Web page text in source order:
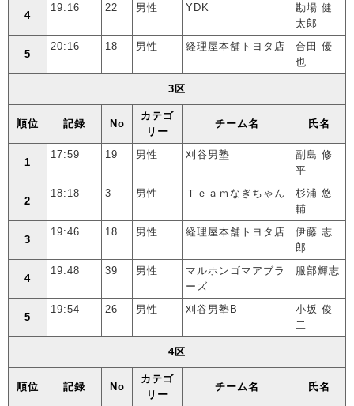
4
19:16 22 男性 YDK
勘場 健
太郎
5
20:16 18 男性 経理屋本舗トヨタ店
合田 優
也
3区
順位 記録 No
カテゴ
リー
チーム名 氏名
1
17:59 19 男性 刈谷男塾
副島 修
平
2
18:18 3 男性 Ｔｅａｍなぎちゃん
杉浦 悠
輔
3
19:46 18 男性 経理屋本舗トヨタ店
伊藤 志
郎
4
19:48 39 男性
マルホンゴマアブラ
ーズ
服部輝志
5
19:54 26 男性 刈谷男塾B
小坂 俊
二
4区
順位 記録 No
カテゴ
リー
チーム名 氏名